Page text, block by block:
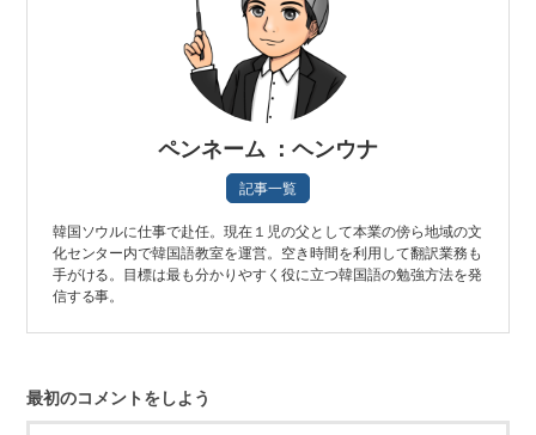
ペンネーム ：ヘンウナ
記事一覧
韓国ソウルに仕事で赴任。現在１児の父として本業の傍ら地域の文
化センター内で韓国語教室を運営。空き時間を利用して翻訳業務も
手がける。目標は最も分かりやすく役に立つ韓国語の勉強方法を発
信する事。
最初のコメントをしよう